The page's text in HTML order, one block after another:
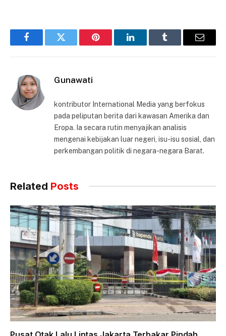
FacebookTwitter Pinterest LinkedInTumblr Email
Gunawati
kontributor International Media yang berfokus
pada peliputan berita dari kawasan Amerika dan
Eropa. Ia secara rutin menyajikan analisis
mengenai kebijakan luar negeri, isu-isu sosial, dan
perkembangan politik di negara-negara Barat.
Related Posts